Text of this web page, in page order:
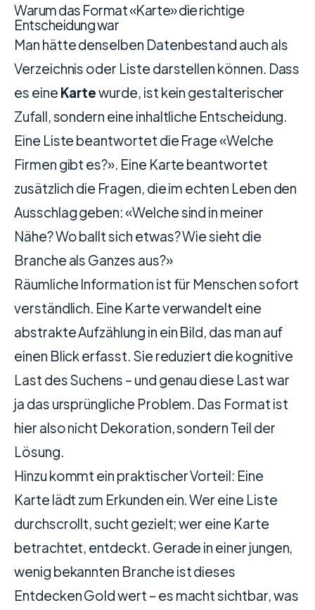
Warum das Format «Karte» die richtige
Entscheidung war
Man hätte denselben Datenbestand auch als
Verzeichnis oder Liste darstellen können. Dass
es eine Kartewurde, ist kein gestalterischer
Zufall, sondern eine inhaltliche Entscheidung.
Eine Liste beantwortet die Frage «Welche
Firmen gibt es?». Eine Karte beantwortet
zusätzlich die Fragen, die im echten Leben den
Ausschlag geben: «Welche sind in meiner
Nähe? Wo ballt sich etwas? Wie sieht die
Branche als Ganzes aus?»
Räumliche Information ist für Menschen sofort
verständlich. Eine Karte verwandelt eine
abstrakte Aufzählung in ein Bild, das man auf
einen Blick erfasst. Sie reduziert die kognitive
Last des Suchens – und genau diese Last war
ja das ursprüngliche Problem. Das Format ist
hier also nicht Dekoration, sondern Teil der
Lösung.
Hinzu kommt ein praktischer Vorteil: Eine
Karte lädt zum Erkunden ein. Wer eine Liste
durchscrollt, sucht gezielt; wer eine Karte
betrachtet, entdeckt. Gerade in einer jungen,
wenig bekannten Branche ist dieses
Entdecken Gold wert – es macht sichtbar, was